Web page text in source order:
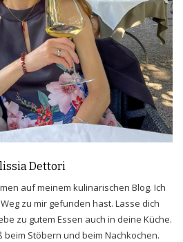
Dettori
auf meinem kulinarischen Blog. Ich
zu mir gefunden hast. Lasse dich
zu gutem Essen auch in deine Küche.
beim Stöbern und beim Nachkochen.